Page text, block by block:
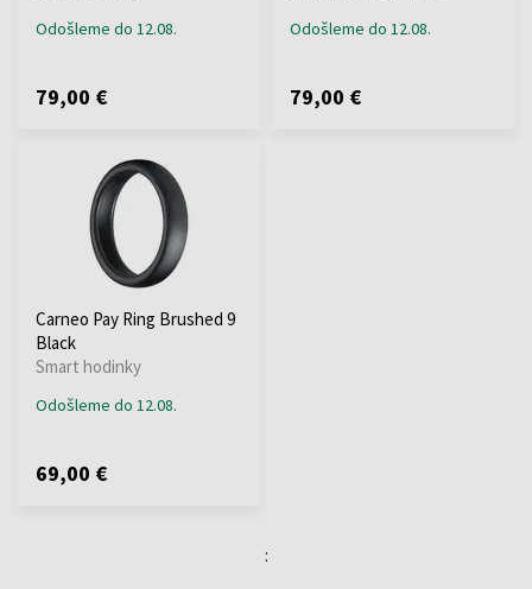
Odošleme do 12.08.
79,00 €
Odošleme do 12.08.
79,00 €
Carneo Pay Ring Brushed 9
Black
Smart hodinky
Odošleme do 12.08.
69,00 €
: